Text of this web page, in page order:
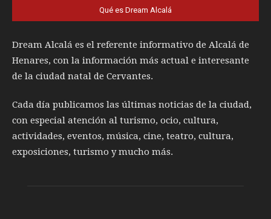
Qué es Dream Alcalá
Dream Alcalá es el referente informativo de Alcalá de
Henares, con la información más actual e interesante
de la ciudad natal de Cervantes.
Cada día publicamos las últimas noticias de la ciudad,
con especial atención al turismo, ocio, cultura,
actividades, eventos, música, cine, teatro, cultura,
exposiciones, turismo y mucho más.